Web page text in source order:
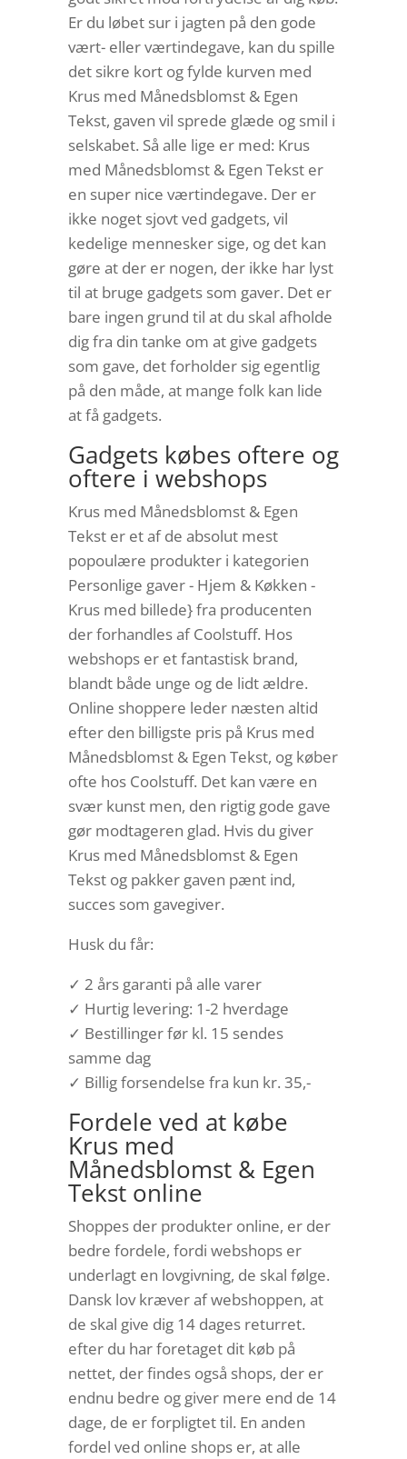
Er du løbet sur i jagten på den gode
vært- eller værtindegave, kan du spille
det sikre kort og fylde kurven med
Krus med Månedsblomst & Egen
Tekst, gaven vil sprede glæde og smil i
selskabet. Så alle lige er med: Krus
med Månedsblomst & Egen Tekst er
en super nice værtindegave. Der er
ikke noget sjovt ved gadgets, vil
kedelige mennesker sige, og det kan
gøre at der er nogen, der ikke har lyst
til at bruge gadgets som gaver. Det er
bare ingen grund til at du skal afholde
dig fra din tanke om at give gadgets
som gave, det forholder sig egentlig
på den måde, at mange folk kan lide
at få gadgets.
Gadgets købes oftere og
oftere i webshops
Krus med Månedsblomst & Egen
Tekst er et af de absolut mest
popoulære produkter i kategorien
Personlige gaver - Hjem & Køkken -
Krus med billede} fra producenten
der forhandles af Coolstuff. Hos
webshops er et fantastisk brand,
blandt både unge og de lidt ældre.
Online shoppere leder næsten altid
efter den billigste pris på Krus med
Månedsblomst & Egen Tekst, og køber
ofte hos Coolstuff. Det kan være en
svær kunst men, den rigtig gode gave
gør modtageren glad. Hvis du giver
Krus med Månedsblomst & Egen
Tekst og pakker gaven pænt ind,
succes som gavegiver.
Husk du får:
✓ 2 års garanti på alle varer
✓ Hurtig levering: 1-2 hverdage
✓ Bestillinger før kl. 15 sendes
samme dag
✓ Billig forsendelse fra kun kr. 35,-
Fordele ved at købe
Krus med
Månedsblomst & Egen
Tekst online
Shoppes der produkter online, er der
bedre fordele, fordi webshops er
underlagt en lovgivning, de skal følge.
Dansk lov kræver af webshoppen, at
de skal give dig 14 dages returret.
efter du har foretaget dit køb på
nettet, der findes også shops, der er
endnu bedre og giver mere end de 14
dage, de er forpligtet til. En anden
fordel ved online shops er, at alle